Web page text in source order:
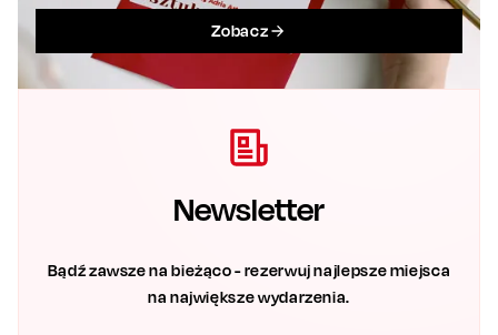
Zobacz
Newsletter
Bądź zawsze na bieżąco - rezerwuj najlepsze miejsca
na największe wydarzenia.